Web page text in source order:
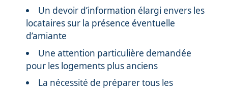
Un devoir d’information élargi envers les
locataires sur la présence éventuelle
d’amiante
Une attention particulière demandée
pour les logements plus anciens
La nécessité de préparer tous les